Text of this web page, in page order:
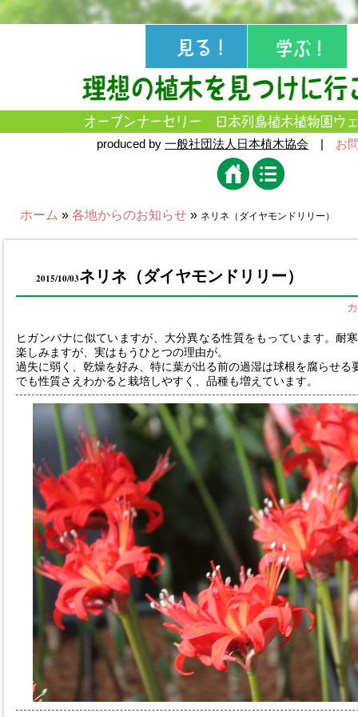
produced by 一般社団法人日本植木協会 | お
ホーム » 各地からのお知らせ » ネリネ（ダイヤモンドリリー）
2015/10/03ネリネ（ダイヤモンドリリー）
ヒガンバナに似ていますが、大分異なる性質をもっています。耐
楽しみますが、実はもうひとつの理由が。
過失に弱く、乾燥を好み、特に葉が出る前の過湿は球根を腐らせる
でも性質さえわかると栽培しやすく、品種も増えています。